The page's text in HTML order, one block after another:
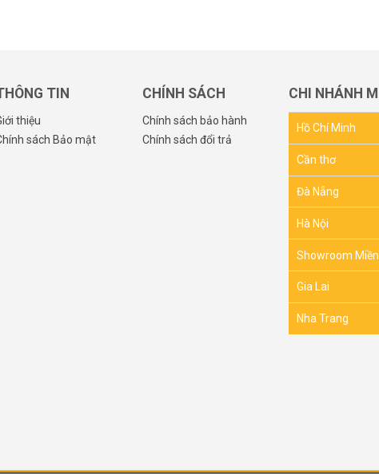
TIN
thiệu
sách Bảo mật
CHÍNH SÁCH
Chính sách bảo hành
Chính sách đổi trả
CHI NHÁNH
Hồ Chí Minh
Cần thơ
Đà Nẵng
Hà Nội
Showroom
Gia Lai
Nha Trang